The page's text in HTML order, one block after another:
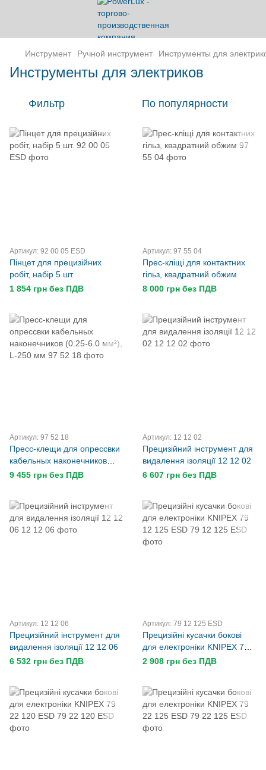
Инструмент Ручной инструмент Инструменты для
Инструменты для электриков
Фильтр По популярности
Артикул: 92 00 05 ESD
Пінцет для прецизійних
робіт, набір 5 шт.
1 854 грн без ПДВ
Артикул: 97 55 04
Прес-кліщі для контактних
гільз, квадратний обжим
8 000 грн без ПДВ
Артикул: 97 52 18
Пресс-клещи для опрессвки
кабельных наконечников
(0.25-6.0 мм²), L-250 мм
9 455 грн без ПДВ
Артикул: 12 12 02
Прецизійний інструмент для
видалення ізоляції 12 12 02
6 607 грн без ПДВ
Артикул: 12 12 06
Прецизійний інструмент для
видалення ізоляції 12 12 06
6 532 грн без ПДВ
Артикул: 79 12 125 ESD
Прецизійні кусачки бокові
для електроніки KNIPEX 79
12 125 ESD
2 908 грн без ПДВ